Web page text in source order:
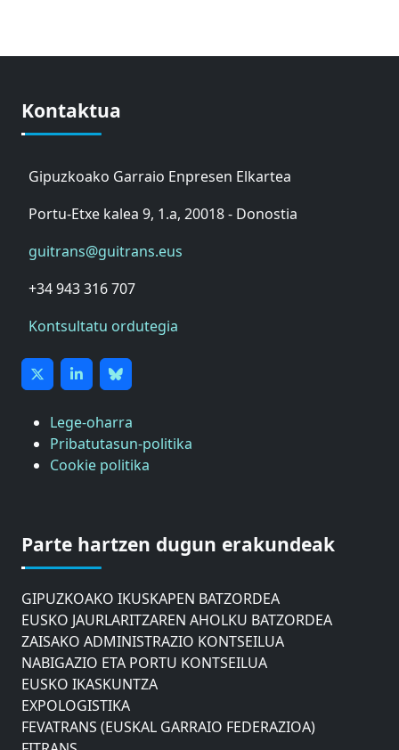
Kontaktua
Gipuzkoako Garraio Enpresen Elkartea
Portu-Etxe kalea 9, 1.a, 20018 - Donostia
guitrans@guitrans.eus
+34 943 316 707
Kontsultatu ordutegia
Lege-oharra
Pribatutasun-politika
Cookie politika
Parte hartzen dugun erakundeak
DONOSTIAKO UDALEKO MUGIKORTASUNERAKO
AHOLKU BATZORDEA
GIPUZKOAKO IKUSKAPEN BATZORDEA
EUSKO JAURLARITZAREN AHOLKU BATZORDEA
ZAISAKO ADMINISTRAZIO KONTSEILUA
NABIGAZIO ETA PORTU KONTSEILUA
EUSKO IKASKUNTZA
EXPOLOGISTIKA
FEVATRANS (EUSKAL GARRAIO FEDERAZIOA)
FITRANS